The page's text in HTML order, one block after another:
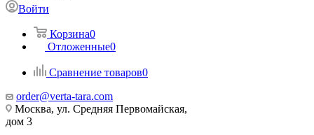
Войти
Корзина0
Отложенные0
Сравнение товаров0
order@verta-tara.com
Москва, ул. Средняя Первомайская,
дом 3